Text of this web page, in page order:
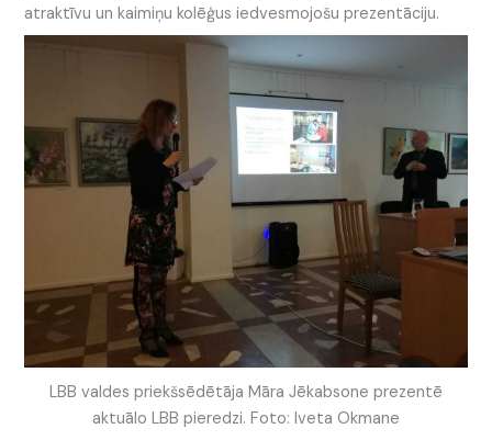
atraktīvu un kaimiņu kolēģus iedvesmojošu prezentāciju.
LBB valdes priekšsēdētāja Māra Jēkabsone prezentē
aktuālo LBB pieredzi. Foto: Iveta Okmane